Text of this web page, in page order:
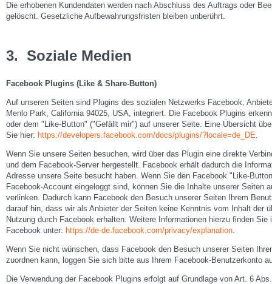
Die erhobenen Kundendaten werden nach Abschluss des Auftrags oder
gelöscht. Gesetzliche Aufbewahrungsfristen bleiben unberührt.
3. Soziale Medien
Facebook Plugins (Like & Share-Button)
Auf unseren Seiten sind Plugins des sozialen Netzwerks Facebook,
Menlo Park, California 94025, USA, integriert. Die Facebook Plugins
oder dem "Like-Button" ("Gefällt mir") auf unserer Seite. Eine Übersicht
Sie hier: https://developers.facebook.com/docs/plugins/?locale=de_DE.
Wenn Sie unsere Seiten besuchen, wird über das Plugin eine direkte
und dem Facebook-Server hergestellt. Facebook erhält dadurch die
Adresse unsere Seite besucht haben. Wenn Sie den Facebook "Like-
Facebook-Account eingeloggt sind, können Sie die Inhalte unserer Seiten
verlinken. Dadurch kann Facebook den Besuch unserer Seiten Ihrem
darauf hin, dass wir als Anbieter der Seiten keine Kenntnis vom Inhalt der
Nutzung durch Facebook erhalten. Weitere Informationen hierzu finden
Facebook unter: https://de-de.facebook.com/privacy/explanation.
Wenn Sie nicht wünschen, dass Facebook den Besuch unserer Seiten
zuordnen kann, loggen Sie sich bitte aus Ihrem Facebook-Benutzerkonto
Die Verwendung der Facebook Plugins erfolgt auf Grundlage von Art. 6